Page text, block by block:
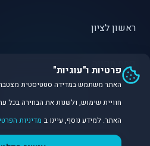
ראשון לציון
פתח תקווה
©
פרטיות ו"עוגיות"
האתר משתמש במדידה סטטיסטית
חוויית שימוש, ולשנות את הבחירה בכל
האתר. למידע נוסף, עיינו ב מדיניות